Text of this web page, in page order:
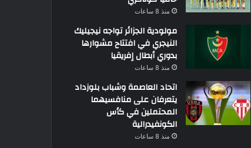
منذ 8 ساعات
مولودية الجزائر تواجه نيجيليك
النيجري في افتتاح مشوارها
بدوري أبطال إفريقيا
منذ 8 ساعات
اتحاد العاصمة وشباب بلوزداد
يتعرفان على منافسيهما
المحتملين في كأس
الكونفيدرالية
منذ 8 ساعات